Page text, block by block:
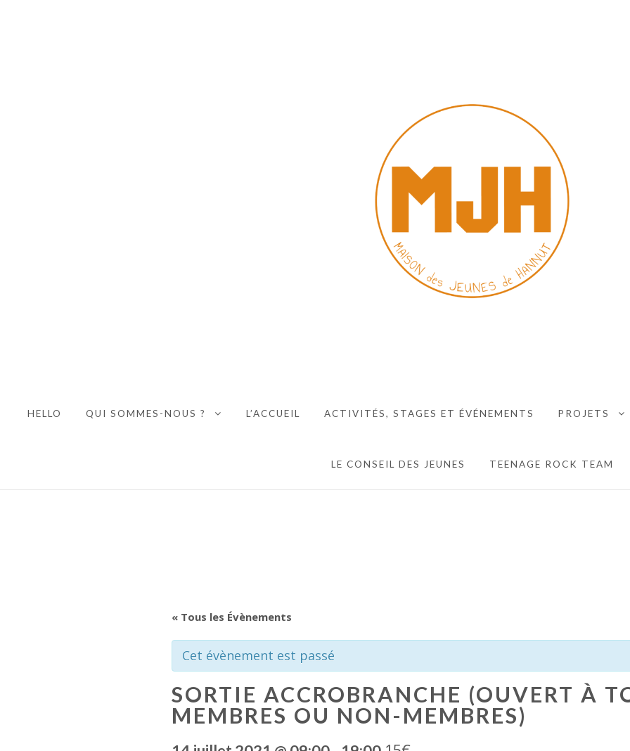
HELLO QUI SOMMES-NOUS ? EXPAND CHILD MENU
L’ACCUEIL ACTIVITÉS, STAGES ET ÉVÉNEMENTS PROJETS
LE CONSEIL DES JEUNES TEENAGE ROCK TEAM
« Tous les Évènements
Cet évènement est passé
SORTIE ACCROBRANCHE (OUVERT À
MEMBRES OU NON-MEMBRES)